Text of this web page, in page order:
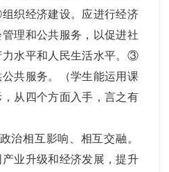
织经济建设。应进行经济
理和公共服务，以促进社
力水平和人民生活水平。③
共服务。（学生能运用课
从四个方面入手，言之有
治相互影响、相互交融。
业升级和经济发展，提升